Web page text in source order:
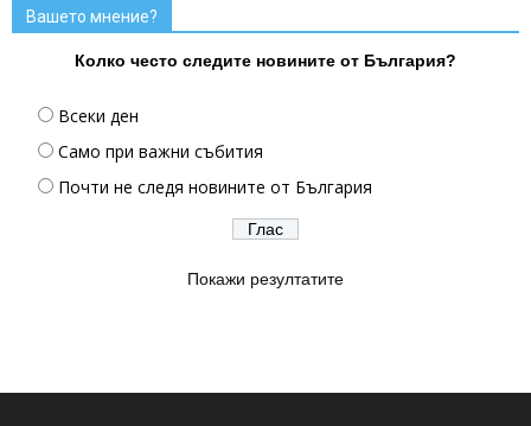
Вашето мнение?
Колко често следите новините от България?
Всеки ден
Само при важни събития
Почти не следя новините от България
Покажи резултатите